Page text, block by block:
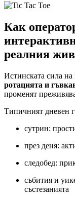
Как
реалния
Истинската сила
ротацията и
променят
Типичният дневен
сутрин:
през деня:
следобед:
събития и
състезанията